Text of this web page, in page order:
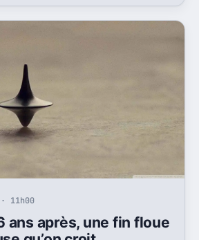
11h00
ans après, une fin floue